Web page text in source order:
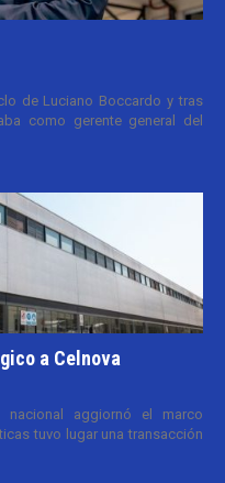
de Luciano Boccardo y tras
como gerente general del
a Celnova
aggiornó el marco
tuvo lugar una transacción